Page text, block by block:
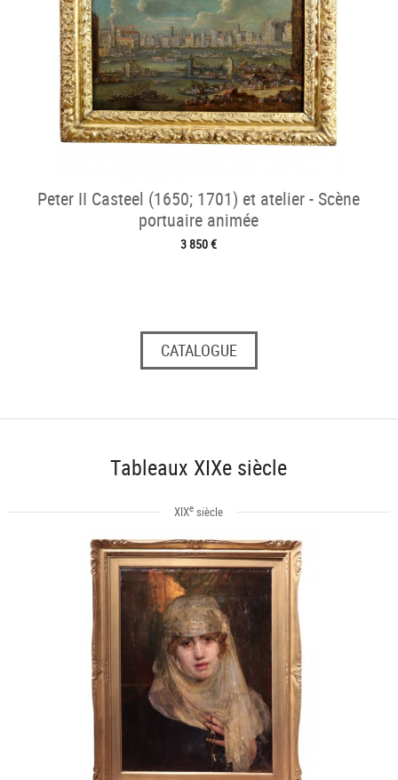
Peter II Casteel (1650; 1701) et atelier - Scène
portuaire animée
3 850 €
CATALOGUE
Tableaux XIXe siècle
XIXe siècle